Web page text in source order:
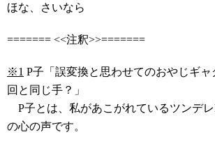
ほな、さいなら
======= <<注釈>>=======
※1 P子「誤変換と思わせてのおやじギャ
回と同じ手？」
P子とは、私があこがれているツンデレ
の心の声です。